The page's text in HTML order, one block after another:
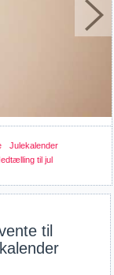
Julekalender
til jul
til